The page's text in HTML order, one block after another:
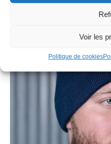
Voir les
Politique de cookies